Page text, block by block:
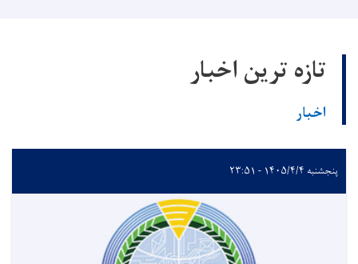
تازه ترین اخبار
اخبار
پنجشنبه ۱۴۰۵/۴/۴ - ۲۳:۵۱